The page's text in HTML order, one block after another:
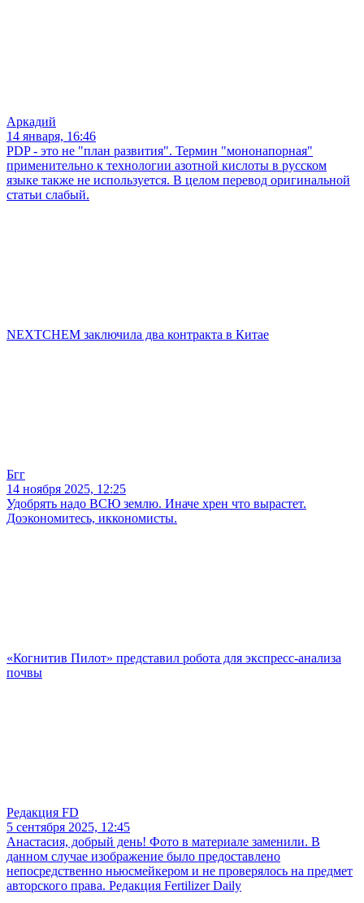
Аркадий
14 января, 16:46
PDP - это не "план развития". Термин "мононапорная"
применительно к технологии азотной кислоты в русском
языке также не используется. В целом перевод оригинальной
статьи слабый.
NEXTCHEM заключила два контракта в Китае
Бгг
14 ноября 2025, 12:25
Удобрять надо ВСЮ землю. Иначе хрен что вырастет.
Доэкономитесь, иккономисты.
«Когнитив Пилот» представил робота для экспресс-анализа
почвы
Редакция FD
5 сентября 2025, 12:45
Анастасия, добрый день! Фото в материале заменили. В
данном случае изображение было предоставлено
непосредственно ньюсмейкером и не проверялось на предмет
авторского права. Редакция Fertilizer Daily